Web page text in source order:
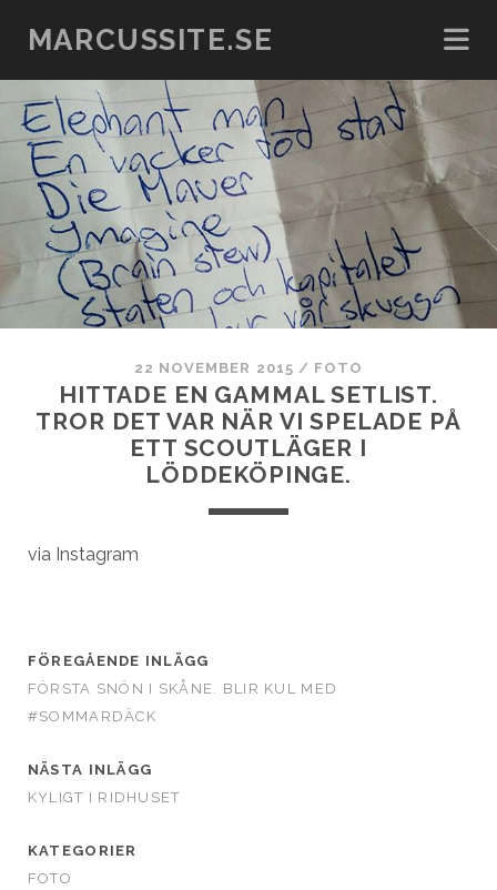
MARCUSSITE.SE
22 NOVEMBER 2015 / FOTO
HITTADE EN GAMMAL SETLIST.
TROR DET VAR NÄR VI SPELADE PÅ
ETT SCOUTLÄGER I
LÖDDEKÖPINGE.
via Instagram
FÖREGÅENDE INLÄGG
FÖRSTA SNÖN I SKÅNE. BLIR KUL MED
#SOMMARDÄCK
NÄSTA INLÄGG
KYLIGT I RIDHUSET
KATEGORIER
FOTO